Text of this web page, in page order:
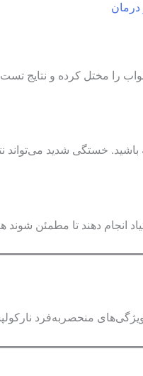
را مختل کرده و
باشید. خستگی شدید می‌تواند
دهند تا مطمئن شوند هیچ